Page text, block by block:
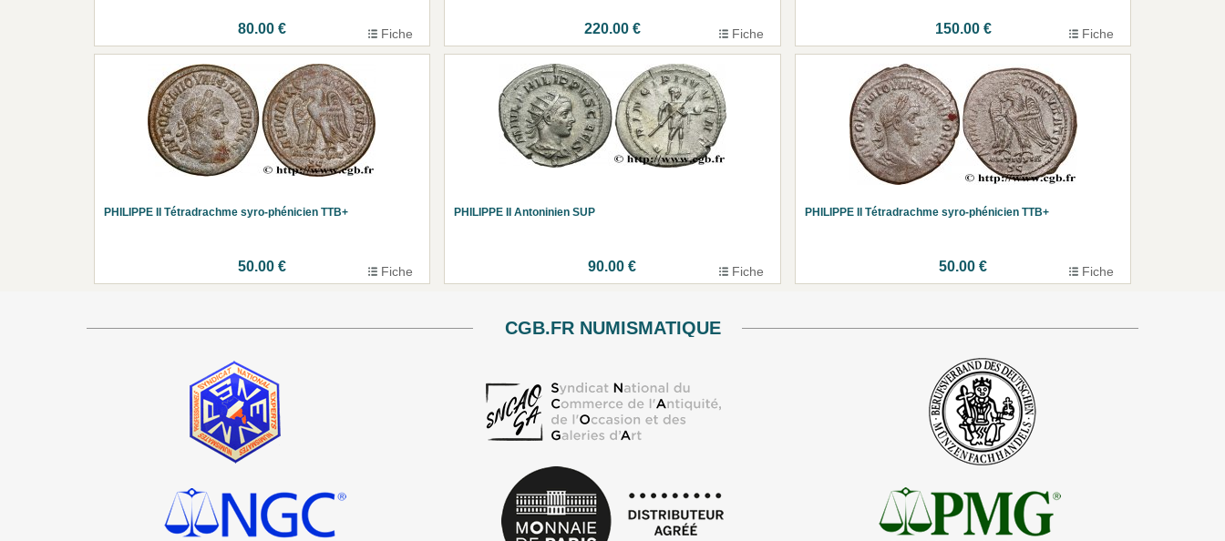
80.00 € Fiche 220.00 € Fiche 150.00 € Fiche
PHILIPPE II Tétradrachme syro-phénicien TTB+
50.00 € Fiche
PHILIPPE II Antoninien SUP
90.00 € Fiche
PHILIPPE II Tétradrachme syro-phénicien TTB+
50.00 € Fiche
CGB.FR NUMISMATIQUE